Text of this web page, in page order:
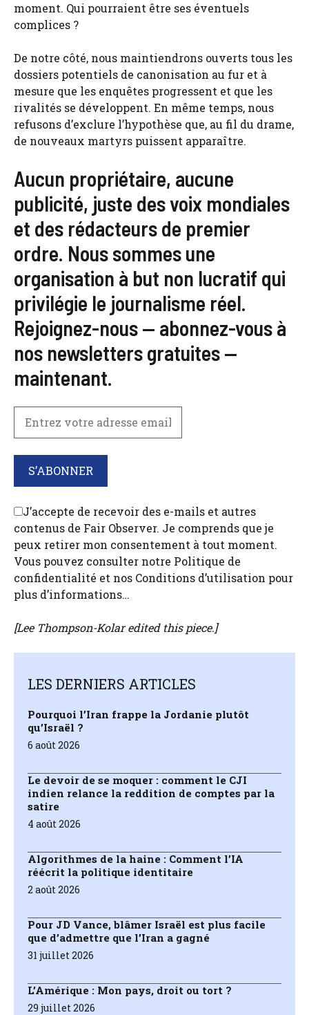
moment. Qui pourraient être ses éventuels
complices ?
De notre côté, nous maintiendrons ouverts tous les
dossiers potentiels de canonisation au fur et à
mesure que les enquêtes progressent et que les
rivalités se développent. En même temps, nous
refusons d’exclure l’hypothèse que, au fil du drame,
de nouveaux martyrs puissent apparaître.
Aucun propriétaire, aucune
publicité, juste des voix mondiales
et des rédacteurs de premier
ordre. Nous sommes une
organisation à but non lucratif qui
privilégie le journalisme réel.
Rejoignez-nous — abonnez-vous à
nos newsletters gratuites —
maintenant.
J’accepte de recevoir des e-mails et autres
contenus de Fair Observer. Je comprends que je
peux retirer mon consentement à tout moment.
Vous pouvez consulter notre Politique de
confidentialité et nos Conditions d’utilisation pour
plus d’informations…
[Lee Thompson-Kolaredited this piece.]
LES DERNIERS ARTICLES
Pourquoi l’Iran frappe la Jordanie plutôt
qu’Israël ?
6 août 2026
Le devoir de se moquer : comment le CJI
indien relance la reddition de comptes par la
satire
4 août 2026
Algorithmes de la haine : Comment l’IA
réécrit la politique identitaire
2 août 2026
Pour JD Vance, blâmer Israël est plus facile
que d’admettre que l’Iran a gagné
31 juillet 2026
L’Amérique : Mon pays, droit ou tort ?
29 juillet 2026